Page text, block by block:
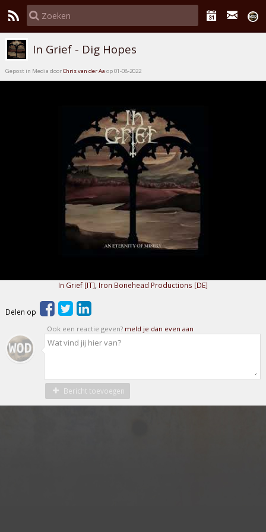
In Grief - Dig Hopes
Gepost in Media doorChris van der Aa op 01-08-2022
In Grief [IT] Iron Bonehead Productions [DE]
Delen op
Ook een reactie geven? meld je dan even aan
Bericht toevoegen